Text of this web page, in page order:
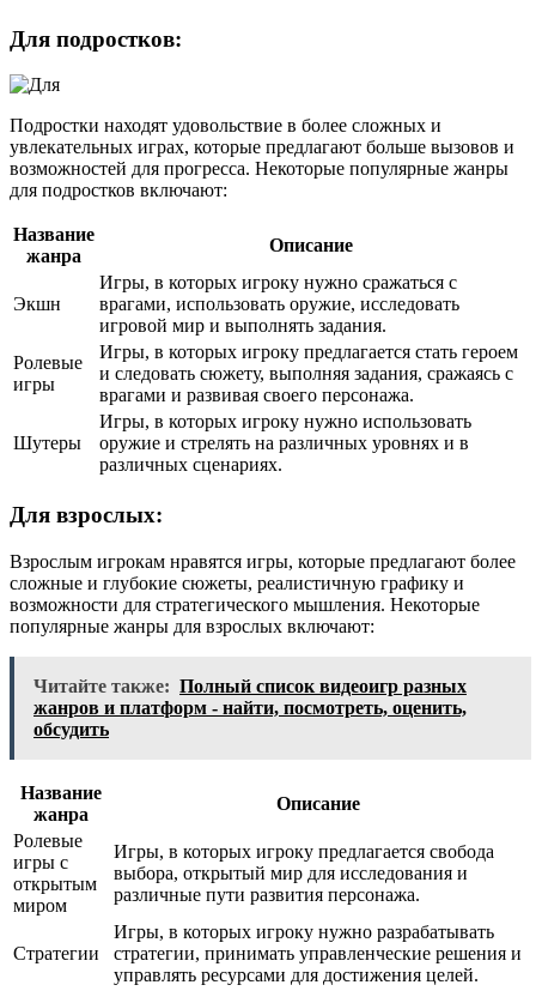
Для подростков:
Подростки находят удовольствие в более сложных и
увлекательных играх, которые предлагают больше вызовов и
возможностей для прогресса. Некоторые популярные жанры
для подростков включают:
Название
жанра
Описание
Экшн
Игры, в которых игроку нужно сражаться с
врагами, использовать оружие, исследовать
игровой мир и выполнять задания.
Ролевые
игры
Игры, в которых игроку предлагается стать героем
и следовать сюжету, выполняя задания, сражаясь с
врагами и развивая своего персонажа.
Шутеры
Игры, в которых игроку нужно использовать
оружие и стрелять на различных уровнях и в
различных сценариях.
Для взрослых:
Взрослым игрокам нравятся игры, которые предлагают более
сложные и глубокие сюжеты, реалистичную графику и
возможности для стратегического мышления. Некоторые
популярные жанры для взрослых включают:
Читайте также: Полный список видеоигр разных
жанров и платформ - найти, посмотреть, оценить,
обсудить
Название
жанра
Описание
Ролевые
игры с
открытым
миром
Игры, в которых игроку предлагается свобода
выбора, открытый мир для исследования и
различные пути развития персонажа.
Стратегии
Игры, в которых игроку нужно разрабатывать
стратегии, принимать управленческие решения и
управлять ресурсами для достижения целей.